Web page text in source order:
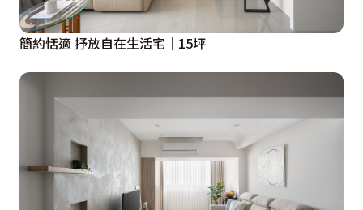
簡約恬適 抒放自在生活宅│15坪